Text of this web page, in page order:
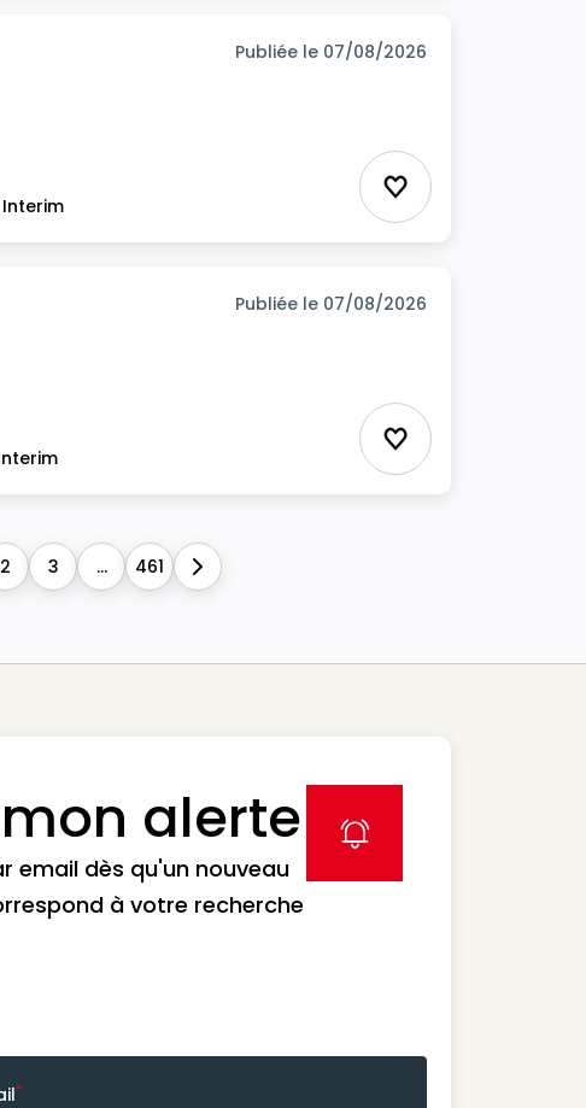
Publiée le 07/08/2026
Interim Ajouter aux
Publiée le 07/08/2026
Ajouter aux
2 3 ... 461 Next
alerte
email dès qu'un nouveau
à votre recherche
label icon
*